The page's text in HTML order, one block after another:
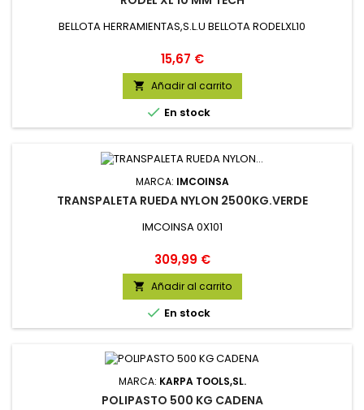
BELLOTA HERRAMIENTAS,S.L.U BELLOTA RODELXL10
Precio
15,67 €
 Añadir al carrito
 En stock
MARCA: IMCOINSA
TRANSPALETA RUEDA NYLON 2500KG.VERDE
IMCOINSA 0X101
Precio
309,99 €
 Añadir al carrito
 En stock
MARCA: KARPA TOOLS,SL.
POLIPASTO 500 KG CADENA